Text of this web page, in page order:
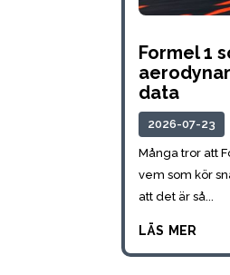
Formel 1
data
2026-07-23
Många tror att
vem som kör
att det är så...
läs mer